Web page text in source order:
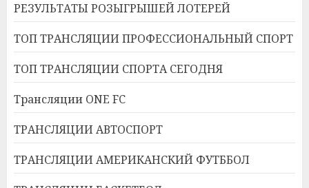
РЕЗУЛЬТАТЫ РОЗЫГРЫШЕЙ ЛОТЕРЕЙ
ТОП ТРАНСЛЯЦИИ ПРОФЕССИОНАЛЬНЫЙ СПОРТ
ТОП ТРАНСЛЯЦИИ СПОРТА СЕГОДНЯ
Трансляции ONE FC
ТРАНСЛЯЦИИ АВТОСПОРТ
ТРАНСЛЯЦИИ АМЕРИКАНСКИЙ ФУТББОЛ